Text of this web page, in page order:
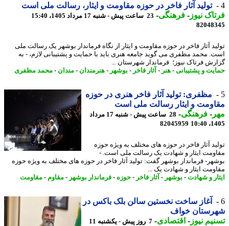
تولید آثار فاخر در حوزه مقاومت و ایثار، رسالت ملی است
نیوز-فرهنگی-23 ساعت پیش - شنبه 17 مرداد 1405، 15:40
آثار فاخر در حوزه مقاومت و ایثار از نگاه فرماندار بوشهر یک رسالت ملی
محمد مظفری می گوید جامعه هنری باید با حمایت و پشتیبانی لازم، - به
فرتاک نیوز؛ فرماندار شهرستان ...
و پشتیبانی-هنر-آثار فاخر-بوشهر-هنرمندان- مندان- محمد مظفری
مظفری: تولید آثار فاخر هنری در حوزه
و ایثار رسالت ملی است
-فرهنگی-
28 ساعت پیش - شنبه 17 مرداد
82045959
آثار فاخر در حوزه های مختلف به ویژه حوزه
ایثار و شهادت یک رسالت ملی است. -
فرماندار بوشهر گفت: تولید آثار فاخر در حوزه های مختلف به ویژه حوزه
ایثار و شهادت یک ...
و شهادت-بوشهر-آثار فاخر-حوزه-فرماندار بوشهر-مقاوم-مقاومت
آغاز ساخت نخستین سالن بلک باکس در
خواف
نیوز-اقتصادی-
7 روز پیش - یکشنبه 11